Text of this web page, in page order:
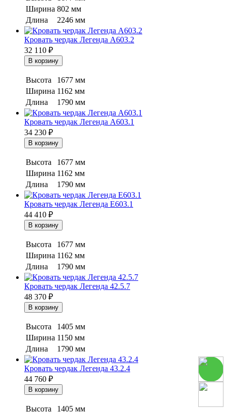
Ширина 802 мм
Длина
2246 мм
Кровать чердак Легенда A603.2
32 110 ₽
Высота
1677 мм
Ширина 1162 мм
Длина
1790 мм
Кровать чердак Легенда A603.1
34 230 ₽
Высота
1677 мм
Ширина 1162 мм
Длина
1790 мм
Кровать чердак Легенда E603.1
44 410 ₽
Высота
1677 мм
Ширина 1162 мм
Длина
1790 мм
Кровать чердак Легенда 42.5.7
48 370 ₽
Высота
1405 мм
Ширина 1150 мм
Длина
1790 мм
Кровать чердак Легенда 43.2.4
44 760 ₽
Высота 1405 мм